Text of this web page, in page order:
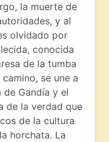
la muerte de
y al
olvidado por
conocida
de la tumba
se une a
Gandía y el
de la verdad que
de la cultura
horchata. La